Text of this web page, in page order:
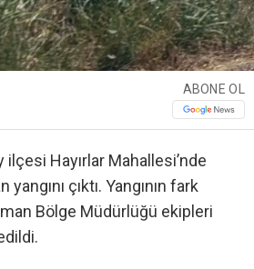
ABONE OL
ilçesi Hayırlar Mahallesi’nde
çıktı. Yangının fark
Bölge Müdürlüğü ekipleri